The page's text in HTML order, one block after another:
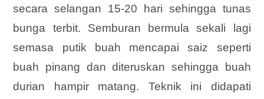
secara selangan 15-20 hari sehingga tunas
bunga terbit. Semburan bermula sekali lagi
semasa putik buah mencapai saiz seperti
buah pinang dan diteruskan sehingga buah
durian hampir matang. Teknik ini didapati